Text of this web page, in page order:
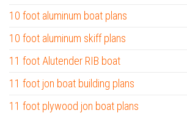
10 foot aluminum boat plans
10 foot aluminum skiff plans
11 foot Alutender RIB boat
11 foot jon boat building plans
11 foot plywood jon boat plans